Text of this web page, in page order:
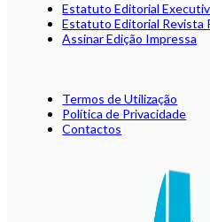
Estatuto Editorial
Estatuto Editorial Revista
Assinar Edição Impressa
Termos de Utilização
Política de Privacidade
Contactos